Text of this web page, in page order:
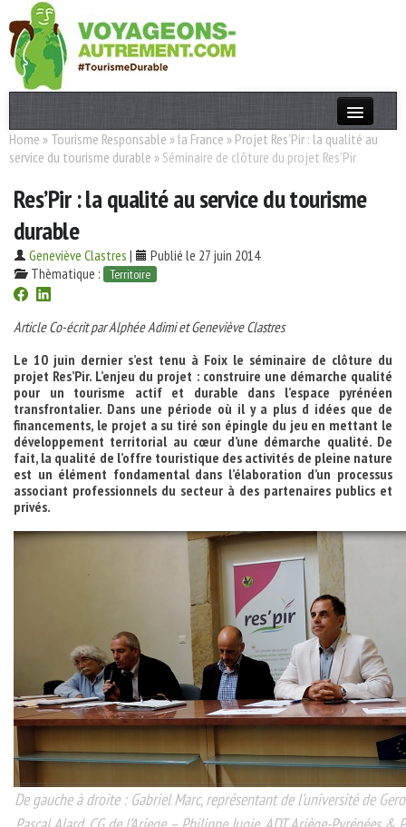
Actualités
Destinations
Acteurs
Thèmes
OK
Home » Tourisme Responsable » la France » Projet Res’Pir : la qualité au
service du tourisme durable » Séminaire de clôture du projet Res’Pir
Res’Pir : la qualité au service du tourisme
durable
Geneviève Clastres |
Publié le 27 juin 2014
Thèmatique :
Territoire
Article Co-écrit par Alphée Adimi et Geneviève Clastres
Le 10 juin dernier s’est tenu à Foix le séminaire de clôture du
projet Res’Pir. L’enjeu du projet : construire une démarche qualité
pour un tourisme actif et durable dans l’espace pyrénéen
transfrontalier. Dans une période où il y a plus d idées que de
financements, le projet a su tiré son épingle du jeu en mettant le
développement territorial au cœur d’une démarche qualité. De
fait, la qualité de l’offre touristique des activités de pleine nature
est un élément fondamental dans l’élaboration d’un processus
associant professionnels du secteur à des partenaires publics et
privés.
De gauche à droite : Gabriel Marc, représentant de l’université de